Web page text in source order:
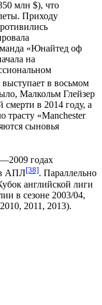
млн $), что
Приходу
«Юнайтед оф
на
в восьмом
Малкольм Глейзер
смерти в 2014 году, а
трасту «Manchester
сыновья
годах
в АПЛ[38]. Параллельно
английской лиги
в сезоне 2003/04,
2011, 2013).